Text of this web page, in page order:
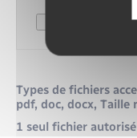
Types de fichiers
pdf, doc, docx, Taille
1 seul fichier autorisé